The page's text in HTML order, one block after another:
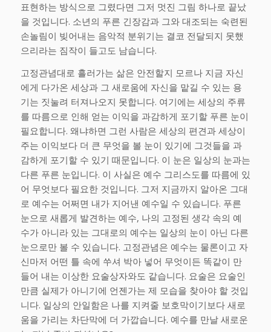
표현하는 방식으로 그렸다면 그저 멋진 그림 하나로 끝났
을 것입니다. 소년의 푸른 긴장감과 그와 대조되는 숙련된
손놀림이 빚어내는 음악적 분위기는 결코 전달되지 못했
으리라는 짐작이 들고도 남습니다.
고정관념대로 흘러가는 삶은 안전할지 모르나 지금 자신
에게 다가온 세상과 그 새로움에 자신을 맡길 수 있는 용
기는 짓눌려 터져나오지 못합니다. 여기에는 세상의 주류
를 따름으로 인해 얻는 이익을 과감하게 포기할 푸른 눈이
필요합니다. 왜냐하면 그런 사람은 세상의 편견과 세상이
주는 이익보다 더 큰 무엇을 볼 눈이 있기에 그것들을 과
감하게 포기할 수 있기 때문입니다. 이 눈은 일상의 눈과는
다른 푸른 눈입니다. 이 사실은 예수 그리스도를 따름에 있
어 무엇보다 필요한 것입니다. 그저 지금까지 알아온 그대
로 예수는 어쩌면 내가 지어낸 예수일 수 있습니다. 푸른
눈으로 새롭게 발견하는 예수, 나의 고정된 생각 속의 예
수가 아니라 있는 그대로의 예수는 일상의 눈이 아닌 다른
눈으로만 볼 수 있습니다. 고정관념은 예수는 물론이고 자
신마저 어떤 틀 속에 쑤셔 박아 넣어 무엇이든 똑같이 만
들어 내는 이상한 요술상자와도 같습니다. 요술은 요술인
만큼 실제가 아니기에 언젠가는 제 모습을 찾아야 할 것입
니다. 일상의 안일함은 나를 지켜줄 보호막이기보다 새로
움을 가리는 차단막에 더 가깝습니다. 예수를 만날 새로운